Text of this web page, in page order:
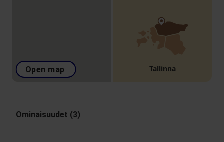
Open map Tallinna
Ominaisuudet (3)